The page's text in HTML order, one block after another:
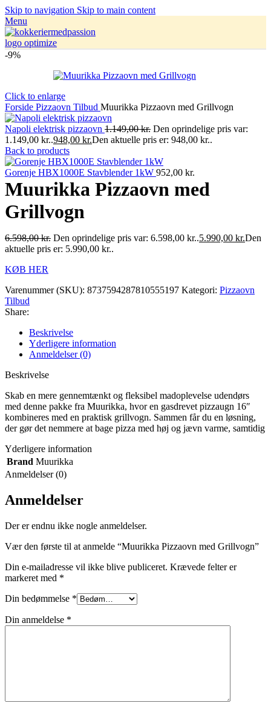
Skip to navigation Skip to main content
Menu
-9%
Click to enlarge
Forside Pizzaovn Tilbud Muurikka Pizzaovn med Grillvogn
Napoli elektrisk pizzaovn 1.149,00kr. Den oprindelige pris var:
1.149,00 kr..948,00 kr.Den aktuelle pris er: 948,00 kr..
Back to products
Gorenje HBX1000E Stavblender 1kW 952,00 kr.
Muurikka Pizzaovn med
Grillvogn
6.598,00kr. Den oprindelige pris var: 6.598,00 kr..5.990,00 kr.Den
aktuelle pris er: 5.990,00 kr..
KØB HER
Varenummer (SKU): 8737594287810555197 Kategori: Pizzaovn
Tilbud
Share:
Beskrivelse
Yderligere information
Anmeldelser (0)
Beskrivelse
Skab en mere gennemtænkt og fleksibel madoplevelse udendørs
med denne pakke fra Muurikka, hvor en gasdrevet pizzaugn 16″
kombineres med en praktisk grillvogn. Sammen får du en løsning,
der gør det nemmere at bage pizza med høj og jævn varme, samtidig
Yderligere information
Brand Muurikka
Anmeldelser (0)
Anmeldelser
Der er endnu ikke nogle anmeldelser.
Vær den første til at anmelde “Muurikka Pizzaovn med Grillvogn”
Din e-mailadresse vil ikke blive publiceret. Krævede felter er
markeret med *
Din bedømmelse *
Din anmeldelse *